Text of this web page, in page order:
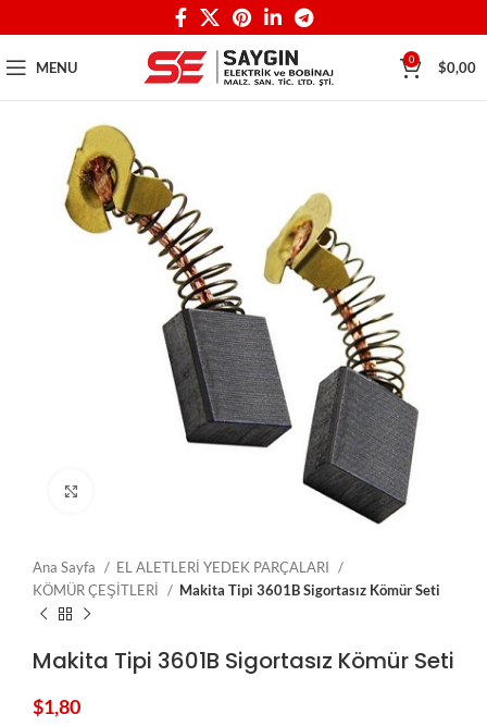
MENU 0 $0,00
Ana Sayfa
EL ALETLERİ YEDEK PARÇALARI
KÖMÜR ÇEŞİTLERİ
Makita Tipi 3601B Sigortasız Kömür Seti
Makita Tipi 3601B Sigortasız Kömür Seti
$1,80